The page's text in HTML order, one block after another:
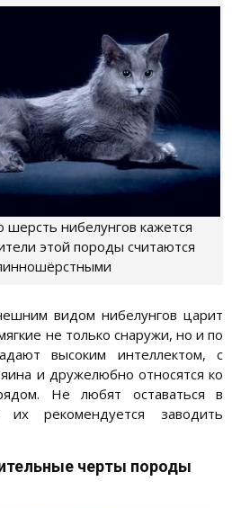
шерсть нибелунгов кажется
этой породы считаются
видом нибелунгов царит
не только снаружи, но и по
высоким интеллектом, с
и дружелюбно относятся ко
Не любят оставаться в
их рекомендуется заводить
черты породы